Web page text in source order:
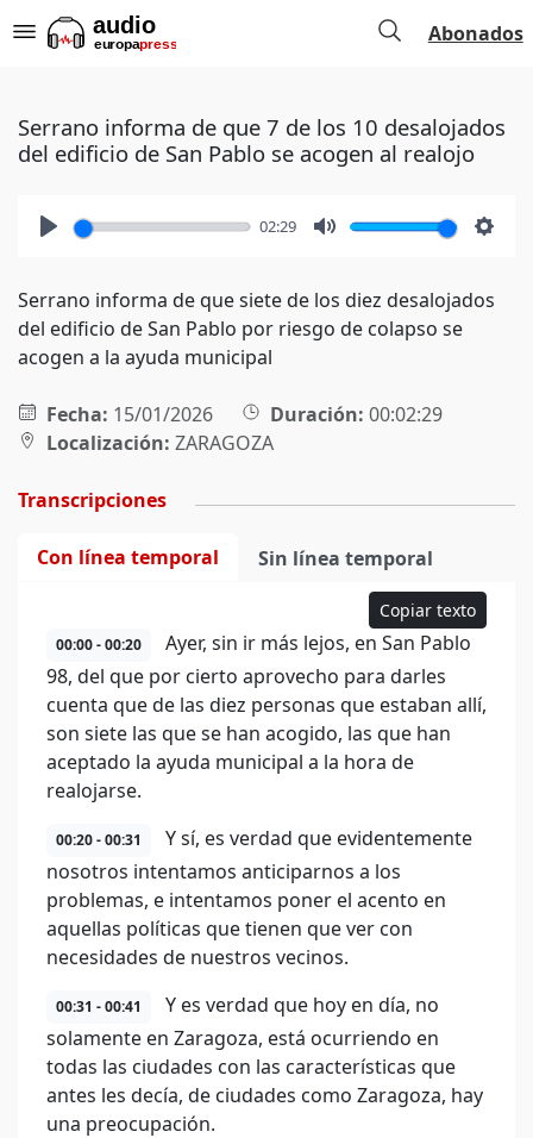
Abonados
Serrano informa de que 7 de los 10 desalojados
del edificio de San Pablo se acogen al realojo
02:29
Serrano informa de que siete de los diez desalojados
del edificio de San Pablo por riesgo de colapso se
acogen a la ayuda municipal
Fecha: 15/01/2026 Duración: 00:02:29
Localización: ZARAGOZA
Transcripciones
Con línea temporal Sin línea temporal
Copiar texto
00:00 - 00:20
Ayer, sin ir más lejos, en San Pablo
98, del que por cierto aprovecho para darles
cuenta que de las diez personas que estaban allí,
son siete las que se han acogido, las que han
aceptado la ayuda municipal a la hora de
realojarse.
00:20 - 00:31
Y sí, es verdad que evidentemente
nosotros intentamos anticiparnos a los
problemas, e intentamos poner el acento en
aquellas políticas que tienen que ver con
necesidades de nuestros vecinos.
00:31 - 00:41
Y es verdad que hoy en día, no
solamente en Zaragoza, está ocurriendo en
todas las ciudades con las características que
antes les decía, de ciudades como Zaragoza, hay
una preocupación.